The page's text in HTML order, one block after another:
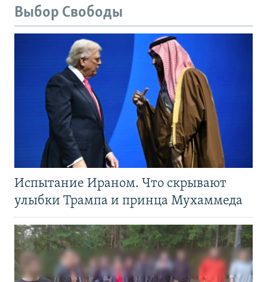
Выбор Свободы
Испытание Ираном. Что скрывают
улыбки Трампа и принца Мухаммеда